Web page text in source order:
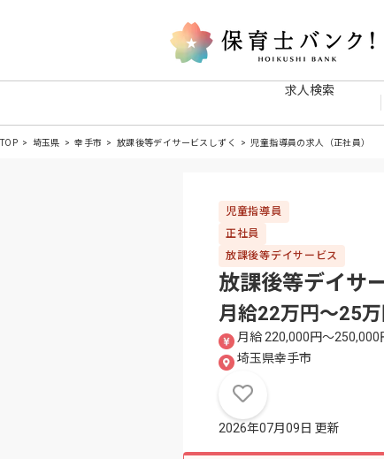
求人検索
TOP 埼玉県 幸手市 放課後等デイサービスしずく 児童指導員の求人（正社員）
児童指導員
正社員
放課後等デイサービス
放課後等デイサ
月給22万円〜25
月給 220,000円〜250,000
埼玉県幸手市
2026年07月09日 更新